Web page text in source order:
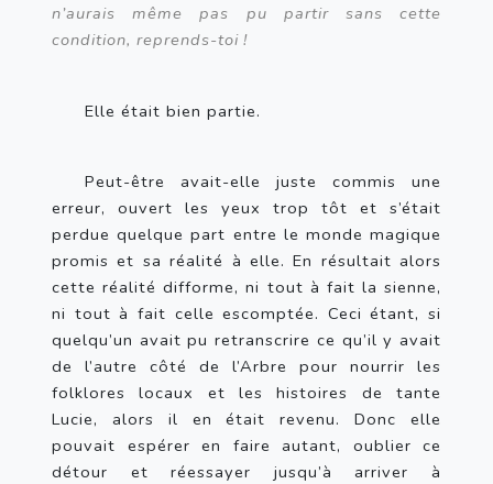
n’aurais même pas pu partir sans cette
condition, reprends-toi !
Elle était bien partie.
Peut-être avait-elle juste commis une
erreur, ouvert les yeux trop tôt et s’était
perdue quelque part entre le monde magique
promis et sa réalité à elle. En résultait alors
cette réalité difforme, ni tout à fait la sienne,
ni tout à fait celle escomptée. Ceci étant, si
quelqu’un avait pu retranscrire ce qu’il y avait
de l’autre côté de l’Arbre pour nourrir les
folklores locaux et les histoires de tante
Lucie, alors il en était revenu. Donc elle
pouvait espérer en faire autant, oublier ce
détour et réessayer jusqu’à arriver à